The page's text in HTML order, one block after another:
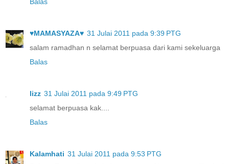
♥MAMASYAZA♥ 31 Julai 2011 pada 9:39 PTG
salam ramadhan n selamat berpuasa dari kami sekeluarga
Balas
lizz 31 Julai 2011 pada 9:49 PTG
selamat berpuasa kak....
Balas
Kalamhati 31 Julai 2011 pada 9:53 PTG